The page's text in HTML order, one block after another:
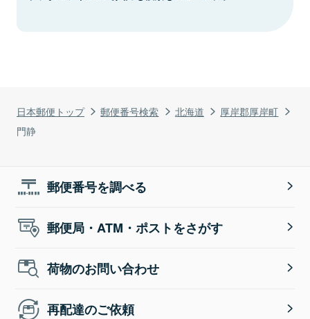
日本郵便トップ 郵便番号検索 北海道
厚岸郡厚岸町
門静
郵便番号を調べる
郵便局・ATM・ポストをさがす
荷物のお問い合わせ
再配達のご依頼